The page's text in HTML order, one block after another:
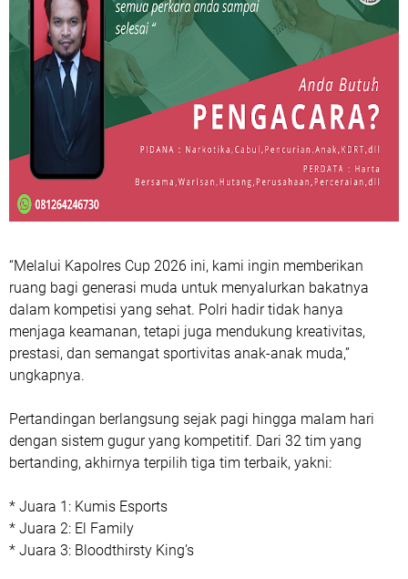
“Melalui Kapolres Cup 2026 ini, kami ingin memberikan
ruang bagi generasi muda untuk menyalurkan bakatnya
dalam kompetisi yang sehat. Polri hadir tidak hanya
menjaga keamanan, tetapi juga mendukung kreativitas,
prestasi, dan semangat sportivitas anak-anak muda,”
ungkapnya.
Pertandingan berlangsung sejak pagi hingga malam hari
dengan sistem gugur yang kompetitif. Dari 32 tim yang
bertanding, akhirnya terpilih tiga tim terbaik, yakni:
* Juara 1: Kumis Esports
* Juara 2: El Family
* Juara 3: Bloodthirsty King’s